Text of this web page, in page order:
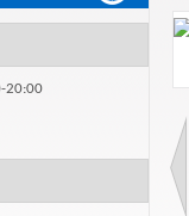
20:00